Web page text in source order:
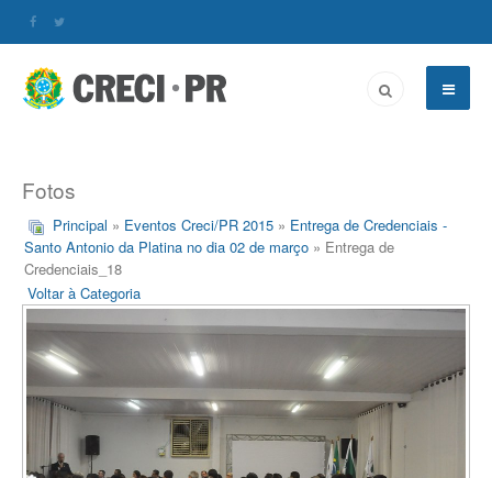
Fotos
Principal » Eventos Creci/PR 2015 » Entrega de Credenciais -
Santo Antonio da Platina no dia 02 de março » Entrega de
Credenciais_18
Voltar à Categoria